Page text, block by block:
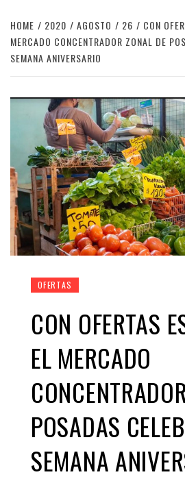
HOME 2020 AGOSTO 26
CON
MERCADO CONCENTRADOR ZONAL DE
SEMANA ANIVERSARIO
OFERTAS
CON OFERTAS
EL MERCADO
POSADAS
SEMANA